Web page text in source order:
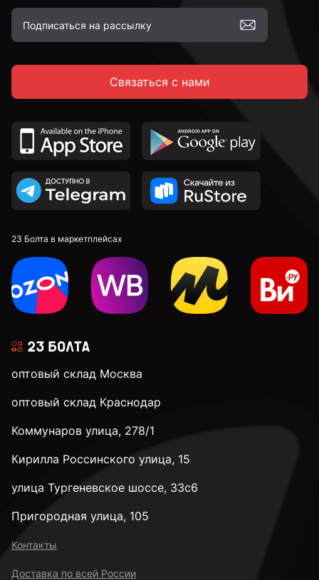
Связаться с нами
23 Болта в маркетплейсах
оптовый склад Москва
оптовый склад Краснодар
Коммунаров улица, 278/1
Кирилла Россинского улица, 15
улица Тургеневское шоссе, 33с6
Пригородная улица, 105
Контакты
Доставка по всей России